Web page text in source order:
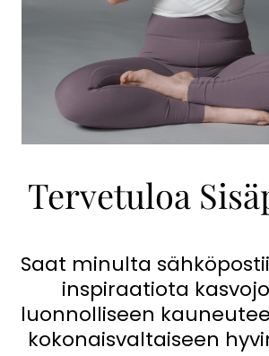
Tervetuloa
Saat minulta
inspiraatiota
luonnolliseen
kokonaisvaltaiseen